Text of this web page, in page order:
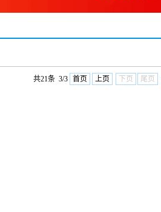
共21条 3/3 首页 上页 下页 尾页